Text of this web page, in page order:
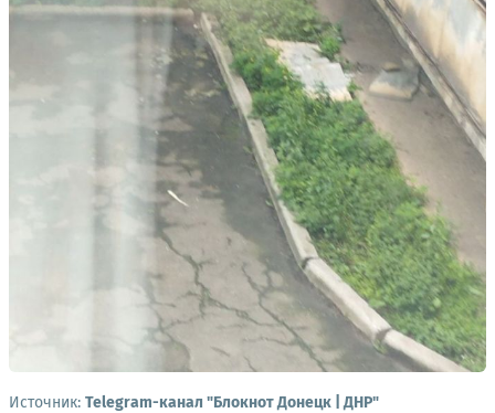
Источник: Telegram-канал "Блокнот Донецк | ДНР"